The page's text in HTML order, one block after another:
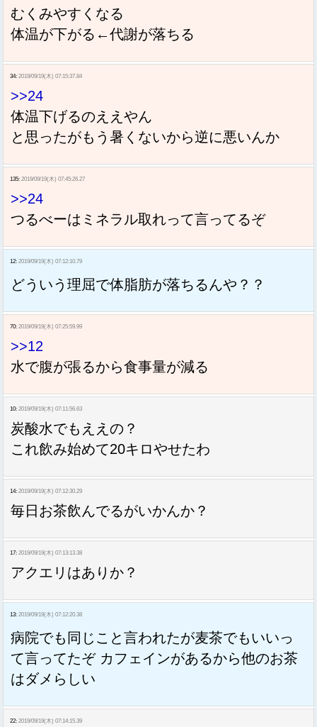
むくみやすくなる
体温が下がる←代謝が落ちる
34: 2019/09/19(木) 07:15:37.84
>>24
体温下げるのええやん
と思ったがもう暑くないから逆に悪いんか
135: 2019/09/19(木) 07:45:26.27
>>24
つるべーはミネラル取れって言ってるぞ
12: 2019/09/19(木) 07:12:10.79
どういう理屈で体脂肪が落ちるんや？？
70: 2019/09/19(木) 07:25:59.99
>>12
水で腹が張るから食事量が減る
10: 2019/09/19(木) 07:11:56.63
炭酸水でもええの？
これ飲み始めて20キロやせたわ
14: 2019/09/19(木) 07:12:30.29
毎日お茶飲んでるがいかんか？
17: 2019/09/19(木) 07:13:13.38
アクエリはありか？
13: 2019/09/19(木) 07:12:20.38
病院でも同じこと言われたが麦茶でもいいっ
て言ってたぞ カフェインがあるから他のお茶
はダメらしい
22: 2019/09/19(木) 07:14:15.39